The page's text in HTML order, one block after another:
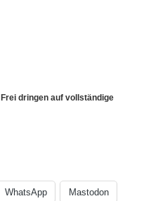
dringen auf vollständige
WhatsApp Mastodon